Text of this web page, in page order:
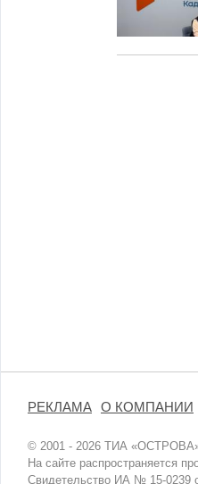
РЕКЛАМА О КОМПАНИИ
© 2001 - 2026 ТИА
На сайте распространяется
Свидетельство ИА № 15-0239